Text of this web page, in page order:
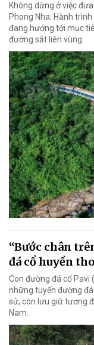
Không dừng ở việc
Phong Nha: Hành
đang hướng tới mục
đường sắt liên vùng.
“Bước chân
đá cổ huyền
Con đường đá cổ Pavi
những tuyến đường
sử, còn lưu giữ tương
Nam.